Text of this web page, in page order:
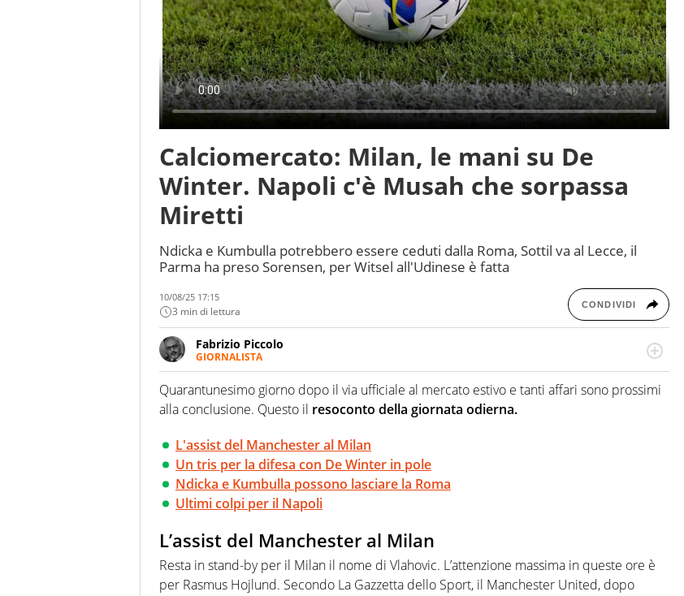
Calciomercato: Milan, le mani su De
Winter. Napoli c'è Musah che sorpassa
Miretti
Ndicka e Kumbulla potrebbero essere ceduti dalla Roma, Sottil va al Lecce, il
Parma ha preso Sorensen, per Witsel all'Udinese è fatta
10/08/25 17:15
3 min di lettura CONDIVIDI
Fabrizio Piccolo
GIORNALISTA
Nella sua carriera ha seguito numerose manifestazioni sportive e collaborato con
agenzie e testate. Esperienza, competenza, conoscenza e memoria storica. Si occupa
prevalentemente di calcio
Quarantunesimo giorno dopo il via ufficiale al mercato estivo e tanti affari sono prossimi
alla conclusione. Questo il resoconto della giornata odierna.
L'assist del Manchester al Milan
Un tris per la difesa con De Winter in pole
Ndicka e Kumbulla possono lasciare la Roma
Ultimi colpi per il Napoli
L’assist del Manchester al Milan
Resta in stand-by per il Milan il nome di Vlahovic. L’attenzione massima in queste ore è
per Rasmus Hojlund. Secondo La Gazzetta dello Sport, il Manchester United, dopo